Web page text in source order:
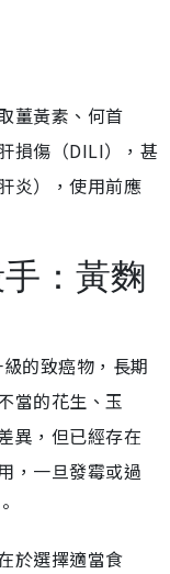
薑黃素、何首
損傷（DILI），甚
炎），使用前應
：黃麴
的致癌物，長期
當的花生、玉
異，但已經存在
，一旦發霉或過
於選擇適當食